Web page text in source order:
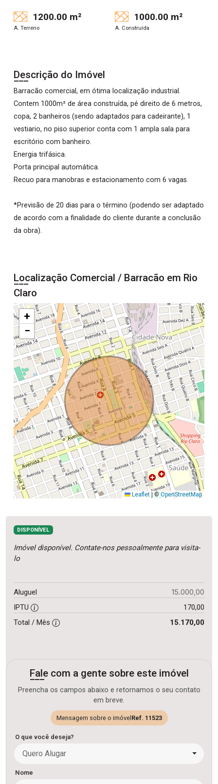
1200.00 m²
A. Terreno
1000.00 m²
A. Construída
Descrição do Imóvel
Barracão comercial, em ótima localização industrial.
Contem 1000m² de área construída, pé direito de 6 metros,
copa, 2 banheiros (sendo adaptados para cadeirante), 1
vestiario, no piso superior conta com 1 ampla sala para
escritório com banheiro.
Energia trifásica.
Porta principal automática.
Recuo para manobras e estacionamento com 6 vagas.
*Previsão de 20 dias para o término (podendo ser adaptado
de acordo com a finalidade do cliente durante a conclusão
da obra).
Localização Comercial / Barracão em Rio
Claro
+
−
Leaflet © OpenStreetMap
DISPONÍVEL
Imóvel disponível. Contate-nos pessoalmente para visita-
lo
Aluguel 15.000,00
IPTU
170,00
Total / Mês
15.170,00
Fale com a gente sobre este imóvel
Preencha os campos abaixo e retornamos o seu contato
em breve.
Mensagem sobre o imóvel Ref. 11523
O que você deseja?
Quero Alugar
Nome